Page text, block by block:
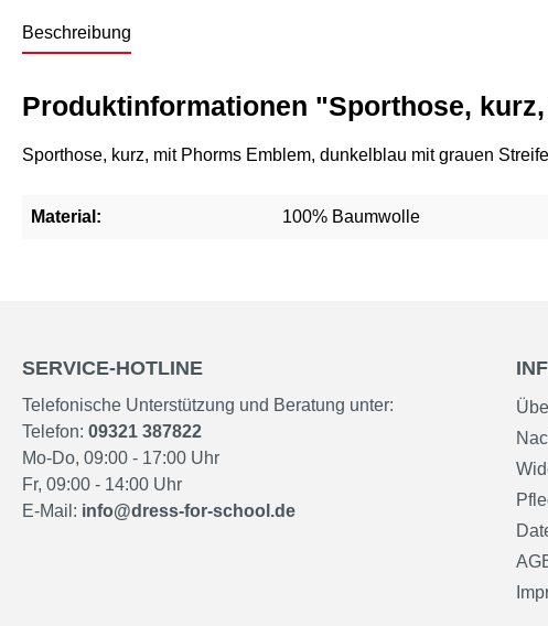
Beschreibung
Produktinformationen "Sporthose,
Sporthose, kurz, mit Phorms Emblem, dunkelblau mit grauen
Material: 100% Baumwolle
SERVICE-HOTLINE
Telefonische Unterstützung und Beratung unter:
Telefon: 09321 387822
Mo-Do, 09:00 - 17:00 Uhr
Fr, 09:00 - 14:00 Uhr
E-Mail: info@dress-for-school.de